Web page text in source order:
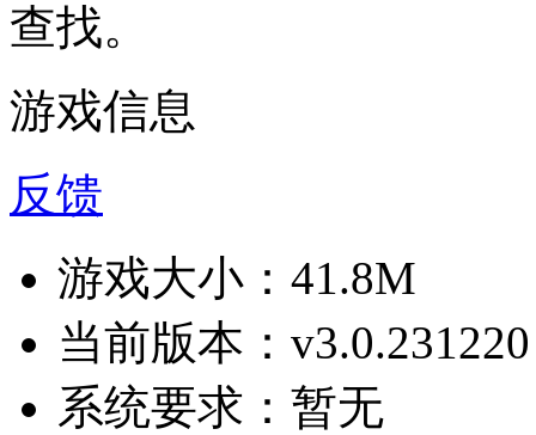
查找。
游戏信息
反馈
游戏大小： 41.8M
当前版本： v3.0.231220
系统要求： 暂无